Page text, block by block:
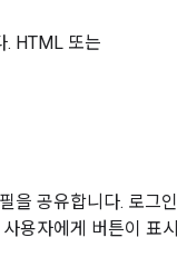
. HTML 또는
을 공유합니다. 로그인
용자에게 버튼이 표시